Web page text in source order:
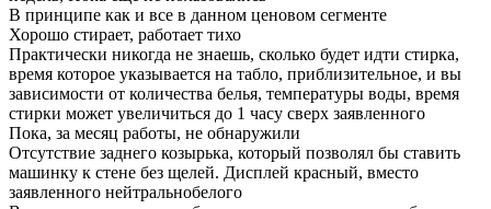
В принципе как и все в данном ценовом сегменте
Хорошо стирает, работает тихо
Практически никогда не знаешь, сколько будет идти стирка,
время которое указывается на табло, приблизительное, и вы
зависимости от количества белья, температуры воды, время
стирки может увеличиться до 1 часу сверх заявленного
Пока, за месяц работы, не обнаружили
Отсутствие заднего козырька, который позволял бы ставить
машинку к стене без щелей. Дисплей красный, вместо
заявленного нейтральнобелого